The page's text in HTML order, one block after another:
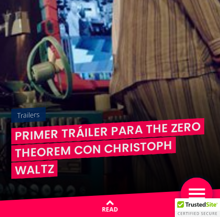
Trailers
PRIMER TRÁILER PARA THE ZERO
THEOREM CON CHRISTOPH
WALTZ
READ